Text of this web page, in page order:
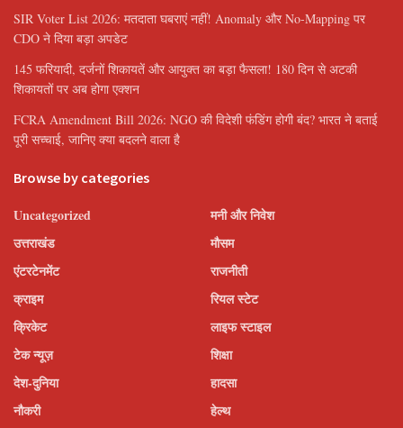
SIR Voter List 2026: मतदाता घबराएं नहीं! Anomaly और No-Mapping पर
CDO ने दिया बड़ा अपडेट
145 फरियादी, दर्जनों शिकायतें और आयुक्त का बड़ा फैसला! 180 दिन से अटकी
शिकायतों पर अब होगा एक्शन
FCRA Amendment Bill 2026: NGO की विदेशी फंडिंग होगी बंद? भारत ने बताई
पूरी सच्चाई, जानिए क्या बदलने वाला है
Browse by categories
Uncategorized
उत्तराखंड
एंटरटेनमेंट
क्राइम
क्रिकेट
टेक न्यूज़
देश-दुनिया
नौकरी
मनी और निवेश
मौसम
राजनीती
रियल स्टेट
लाइफ स्टाइल
शिक्षा
हादसा
हेल्थ